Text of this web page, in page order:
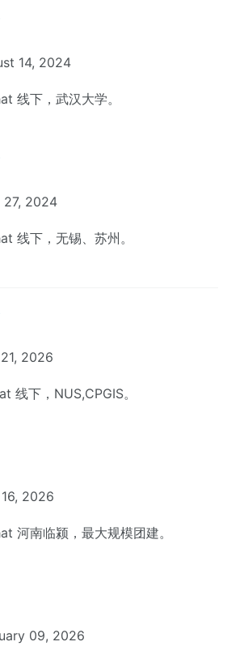
14, 2024
线下，武汉大学。
27, 2024
线下，无锡、苏州。
2026
线下，NUS,CPGIS。
2026
河南临颍，最大规模团建。
09, 2026